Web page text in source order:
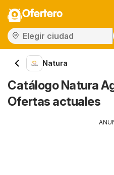
Ofertero
Natura
Catálogo Natura
Ofertas actuales